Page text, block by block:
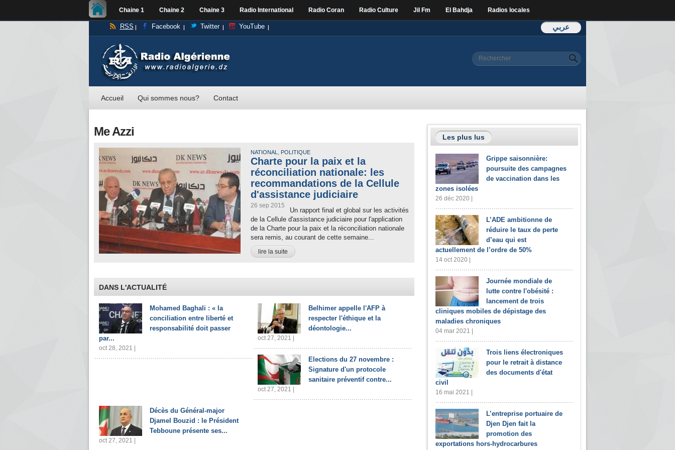
Chaine 1 Chaine 2 Chaine 3 Radio International Radio Coran Radio Culture Jil Fm El Bahdja Radios locales
عربي RSS Facebook Twitter YouTube
Formulaire de
Rechercher
Accueil Qui sommes nous? Contact
Me Azzi
NATIONAL , POLITIQUE
Charte pour la paix et la
réconciliation nationale: les
recommandations de la Cellule
d'assistance judiciaire
26 sep 2015
Un rapport final et global sur les activités
de la Cellule d'assistance judiciaire pour l'application
de la Charte pour la paix et la réconciliation nationale
sera remis, au courant de cette semaine...
lire la suite
DANS L'ACTUALITÉ
Mohamed Baghali : « la
conciliation entre liberté et
responsabilité doit passer
par...
oct 28, 2021 |
Belhimer appelle l'AFP à
respecter l'éthique et la
déontologie...
oct 27, 2021 |
Elections du 27 novembre :
Signature d'un protocole
sanitaire préventif contre...
oct 27, 2021 |
Décès du Général-major
Djamel Bouzid : le Président
Tebboune présente ses...
oct 27, 2021 |
Les plus lus
Grippe saisonnière:
poursuite des campagnes
de vaccination dans les
zones isolées
26 déc 2020 |
L’ADE ambitionne de
réduire le taux de perte
d’eau qui est
actuellement de l’ordre de 50%
14 oct 2020 |
Journée mondiale de
lutte contre l'obésité :
lancement de trois
cliniques mobiles de dépistage des
maladies chroniques
04 mar 2021 |
Trois liens électroniques
pour le retrait à distance
des documents d'état
civil
16 mai 2021 |
L’entreprise portuaire de
Djen Djen fait la
promotion des
exportations hors-hydrocarbures